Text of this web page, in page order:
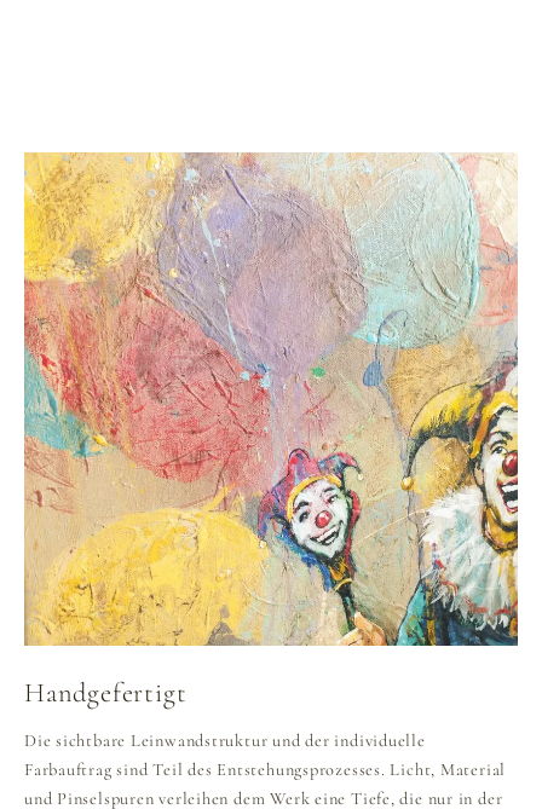
Handgefertigt
Die sichtbare Leinwandstruktur und der individuelle
Farbauftrag sind Teil des Entstehungsprozesses. Licht, Material
und Pinselspuren verleihen dem Werk eine Tiefe, die nur in der